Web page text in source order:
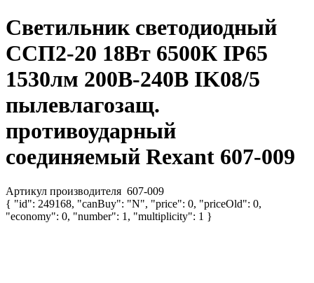
Светильник светодиодный
ССП2-20 18Вт 6500К IP65
1530лм 200В-240В IK08/5
пылевлагозащ.
противоударный
соединяемый Rexant 607-009
Артикул производителя 607-009
{ "id": 249168, "canBuy": "N", "price": 0, "priceOld": 0,
"economy": 0, "number": 1, "multiplicity": 1 }